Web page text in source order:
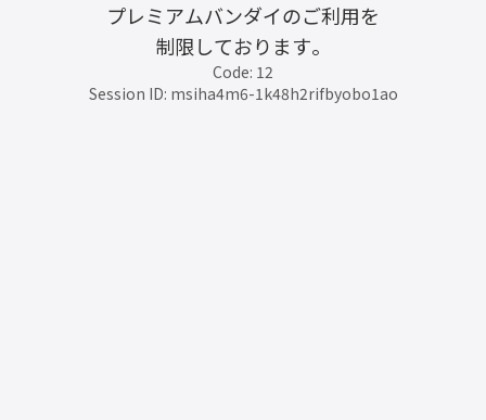
プレミアムバンダイのご利用を
制限しております。
Code: 12
Session ID: msiha4m6-1k48h2rifbyobo1ao